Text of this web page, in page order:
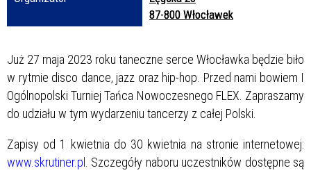
87-800 Włocławek
Już 27 maja 2023 roku taneczne serce Włocławka będzie biło
w rytmie disco dance, jazz oraz hip-hop. Przed nami bowiem I
Ogólnopolski Turniej Tańca Nowoczesnego FLEX. Zapraszamy
do udziału w tym wydarzeniu tancerzy z całej Polski.
Zapisy od 1 kwietnia do 30 kwietnia na stronie internetowej:
www.skrutiner.pl . Szczegóły naboru uczestników dostępne są